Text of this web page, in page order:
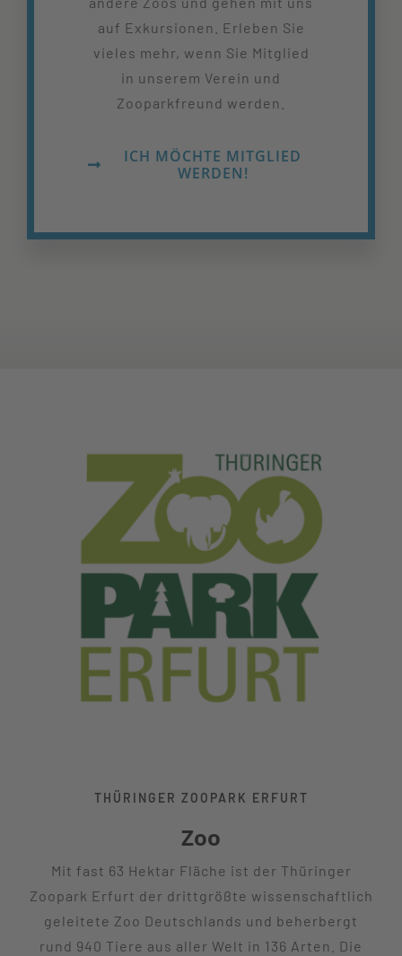
auf Exkursionen. Erleben Sie
vieles mehr, wenn Sie Mitglied
in unserem Verein und
Zooparkfreund werden.
ICH MÖCHTE MITGLIED
WERDEN!
THÜRINGER ZOOPARK ERFURT
Zoo
Mit fast 63 Hektar Fläche ist der Thüringer
Zoopark Erfurt der drittgrößte wissenschaftlich
geleitete Zoo Deutschlands und beherbergt
rund 940 Tiere aus aller Welt in 136 Arten. Die